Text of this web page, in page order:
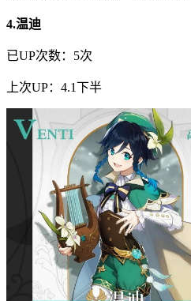
4.温迪
已UP次数：5次
上次UP：4.1下半